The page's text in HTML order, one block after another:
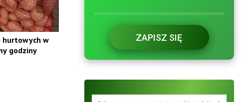
hurtowych w
godziny
ZAPISZ SIĘ